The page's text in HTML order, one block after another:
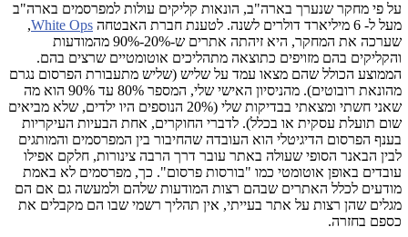
על פי מחקר שנערך בארה"ב, הונאות קליקים עולות למפרסמים בארה"ב
מעל ל- 6 מיליארד דולרים לשנה. לטענת חברת האבטחה
White Ops
,
שערכה את המחקר, היא זיהתה אתרים ש-20%-90% מהמודעות
והקליקים בהם מזויפים כתוצאה מתהליכים אוטומטיים שרצים בהם.
הממוצע הכולל שהם מצאו עמד על שליש (שליש מתעבורת הפרסום נגרם
מהונאת רובוטים). מהניסיון האישי שלי, המספר 80% עד 90% הוא מה
שאני חשתי ומצאתי בבדיקות שלי (20% הנוספים היו ילדים, שלא מביאים
שום תועלת עסקית או בכלל). לדברי החוקרים, אחת הבעיות העיקריות
בענף הפרסום הדיגיטלי הוא העובדה שהחיבור בין המפרסמים והמותגים
לבין הבאנר הסופי שעולה באתר עובר דרך הרבה צינורות, חלקם אפילו
עובדים באופן אוטומטי כמו "בורסות פרסום". כך, מפרסמים לא באמת
מודעים לכלל האתרים שבהם רצות המודעות שלהם ולמעשה גם אם הם
מגלים שהן רצות על אתר בעייתי, אין תהליך רשמי שבו הם מקבלים את
כספם בחזרה.